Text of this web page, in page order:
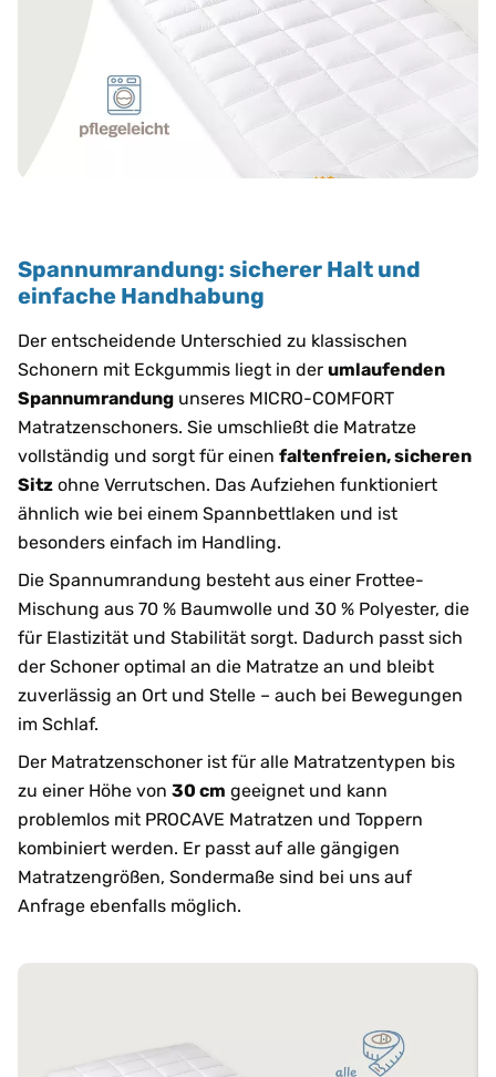
Spannumrandung: sicherer Halt und
einfache Handhabung
Der entscheidende Unterschied zu klassischen
Schonern mit Eckgummis liegt in der umlaufenden
Spannumrandung unseres MICRO-COMFORT
Matratzenschoners. Sie umschließt die Matratze
vollständig und sorgt für einen faltenfreien, sicheren
Sitz ohne Verrutschen. Das Aufziehen funktioniert
ähnlich wie bei einem Spannbettlaken und ist
besonders einfach im Handling.
Die Spannumrandung besteht aus einer Frottee-
Mischung aus 70 % Baumwolle und 30 % Polyester, die
für Elastizität und Stabilität sorgt. Dadurch passt sich
der Schoner optimal an die Matratze an und bleibt
zuverlässig an Ort und Stelle – auch bei Bewegungen
im Schlaf.
Der Matratzenschoner ist für alle Matratzentypen bis
zu einer Höhe von 30 cm geeignet und kann
problemlos mit PROCAVE Matratzen und Toppern
kombiniert werden. Er passt auf alle gängigen
Matratzengrößen, Sondermaße sind bei uns auf
Anfrage ebenfalls möglich.